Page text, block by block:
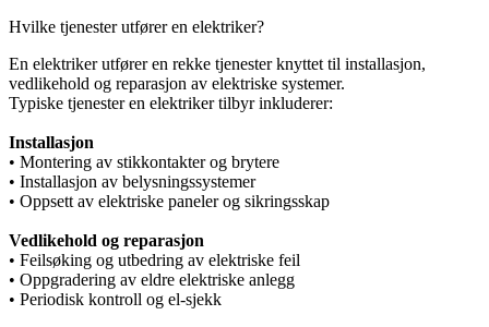
Hvilke tjenester utfører en elektriker?
En elektriker utfører en rekke tjenester knyttet til installasjon,
vedlikehold og reparasjon av elektriske systemer.
Typiske tjenester en elektriker tilbyr inkluderer:
Installasjon
• Montering av stikkontakter og brytere
• Installasjon av belysningssystemer
• Oppsett av elektriske paneler og sikringsskap
Vedlikehold og reparasjon
• Feilsøking og utbedring av elektriske feil
• Oppgradering av eldre elektriske anlegg
• Periodisk kontroll og el-sjekk